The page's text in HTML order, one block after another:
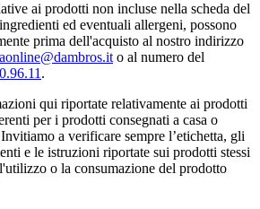
ai prodotti non incluse nella scheda del
ed eventuali allergeni, possono
prima dell'acquisto al nostro indirizzo
o al numero del
.
qui riportate relativamente ai prodotti
per i prodotti consegnati a casa o
a verificare sempre l’etichetta, gli
e le istruzioni riportate sui prodotti stessi
o la consumazione del prodotto